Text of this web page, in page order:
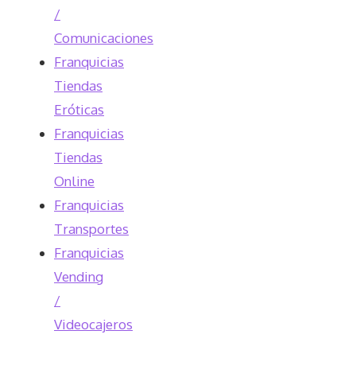
/
Comunicaciones
Franquicias
Tiendas
Eróticas
Franquicias
Tiendas
Online
Franquicias
Transportes
Franquicias
Vending
/
Videocajeros